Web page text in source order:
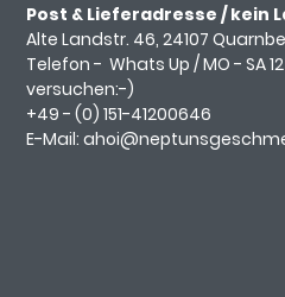
Post & Lieferadresse / kein
Alte Landstr. 46, 24107
Telefon -Whats Up / MO - SA
versuchen:-)
+49 - (0)151-41200646
E-Mail: